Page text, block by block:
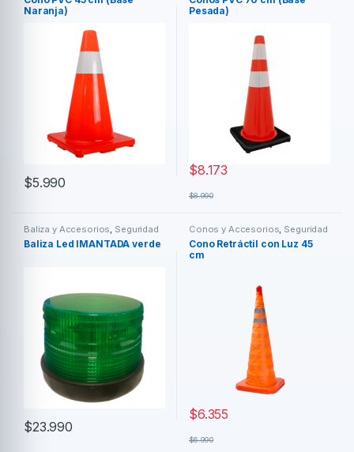
Naranja)
$5.990
Pesada)
$8.173
$8.990
Baliza y Accesorios, Seguridad
Vial y Laboral
Baliza Led IMANTADA verde
$23.990
Conos y Accesorios, Seguridad
Vial y Laboral
Cono Retráctil con Luz 45
cm
$6.355
$6.990